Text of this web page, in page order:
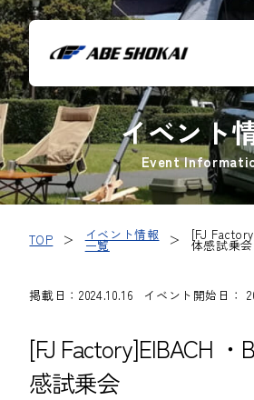
イベント
Event
TOP ＞ イベント情報
一覧 ＞ [FJ
体感試乗会
掲載日：2024.10.16 イベント開始日：
[FJ Factory]EIBACH ・
感試乗会